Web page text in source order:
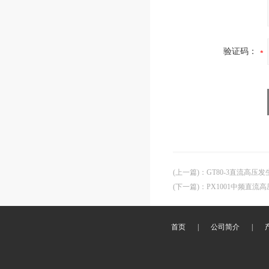
验证码：
(上一篇) ： GT80-3直流高压发
(下一篇) ： PX1001中频直流
首页 公司简介